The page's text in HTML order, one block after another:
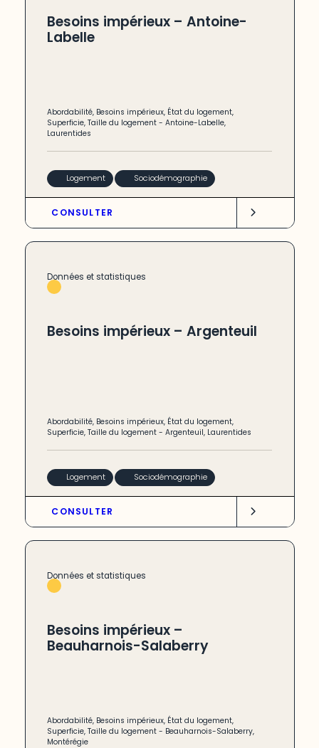
Besoins impérieux – Antoine-
Labelle
Abordabilité, Besoins impérieux, État du logement,
Superficie,Taille du logement -Antoine-Labelle,
Laurentides
Logement Sociodémographie
CONSULTER
Données et statistiques
Besoins impérieux – Argenteuil
Abordabilité, Besoins impérieux, État du logement,
Superficie,Taille du logement -Argenteuil, Laurentides
Logement Sociodémographie
CONSULTER
Données et statistiques
Besoins impérieux –
Beauharnois-Salaberry
Abordabilité, Besoins impérieux, État du logement,
Superficie,Taille du logement - Beauharnois-Salaberry,
Montérégie